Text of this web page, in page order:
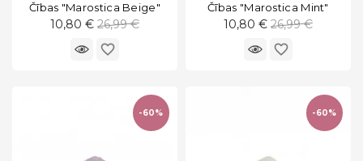
Čības "Marostica Beige"
10,80 € Standarta
cena
26,99 €
favorite_border
Čības "Marostica Mint"
10,80 € Standarta
cena
26,99 €
favorite_border
-60% -60%